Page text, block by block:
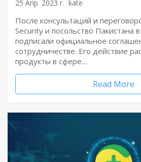
25 Апр. 2023 г. kate
После консультаций и
Security и посольство Пакистана
подписали официальное
сотрудничестве. Его действие
продукты в сфере…
Read More